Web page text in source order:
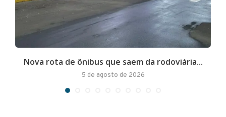
Nova rota de ônibus que saem da rodoviária...
5 de agosto de 2026